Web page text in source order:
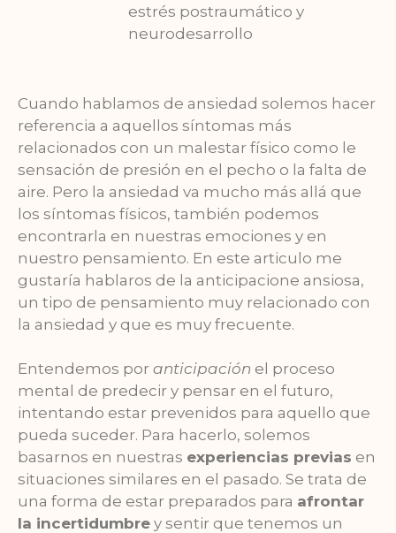
estrés postraumático y
neurodesarrollo
Cuando hablamos de ansiedad solemos hacer
referencia a aquellos síntomas más
relacionados con un malestar físico como le
sensación de presión en el pecho o la falta de
aire. Pero la ansiedad va mucho más allá que
los síntomas físicos, también podemos
encontrarla en nuestras emociones y en
nuestro pensamiento. En este articulo me
gustaría hablaros de la anticipacione ansiosa,
un tipo de pensamiento muy relacionado con
la ansiedad y que es muy frecuente.
Entendemos por anticipación el proceso
mental de predecir y pensar en el futuro,
intentando estar prevenidos para aquello que
pueda suceder. Para hacerlo, solemos
basarnos en nuestras experiencias previas en
situaciones similares en el pasado. Se trata de
una forma de estar preparados para afrontar
la incertidumbre y sentir que tenemos un